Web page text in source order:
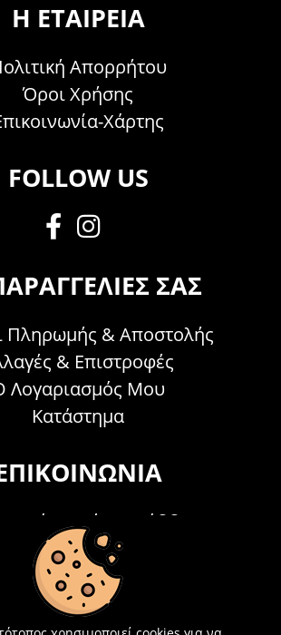
Η ΕΤΑΙΡΕΊΑ
Απορρήτου
Όροι Χρήσης
Χάρτης
FOLLOW US
ΣΑΣ
Πληρωμής & Αποστολής
& Επιστροφές
Λογαριασμός Μου
Κατάστημα
Δευτέρα - Σάββατο
09:00 - 15:00
Τ: 26214 00104
info@acosmetics.gr